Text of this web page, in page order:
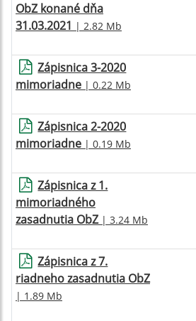
ObZ konané dňa
31.03.2021 | 2.82 Mb
Zápisnica 3-2020
mimoriadne | 0.22 Mb
Zápisnica 2-2020
mimoriadne | 0.19 Mb
Zápisnica z 1.
mimoriadného
zasadnutia ObZ| 3.24 Mb
Zápisnica z 7.
riadneho zasadnutia ObZ
| 1.89 Mb